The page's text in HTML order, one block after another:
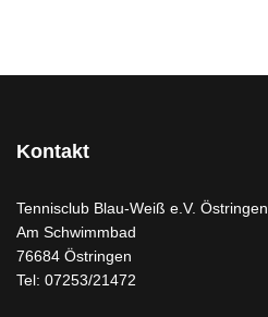
Kontakt
Tennisclub Blau-Weiß e.V. Östringen
Am Schwimmbad
76684 Östringen
Tel: 07253/21472